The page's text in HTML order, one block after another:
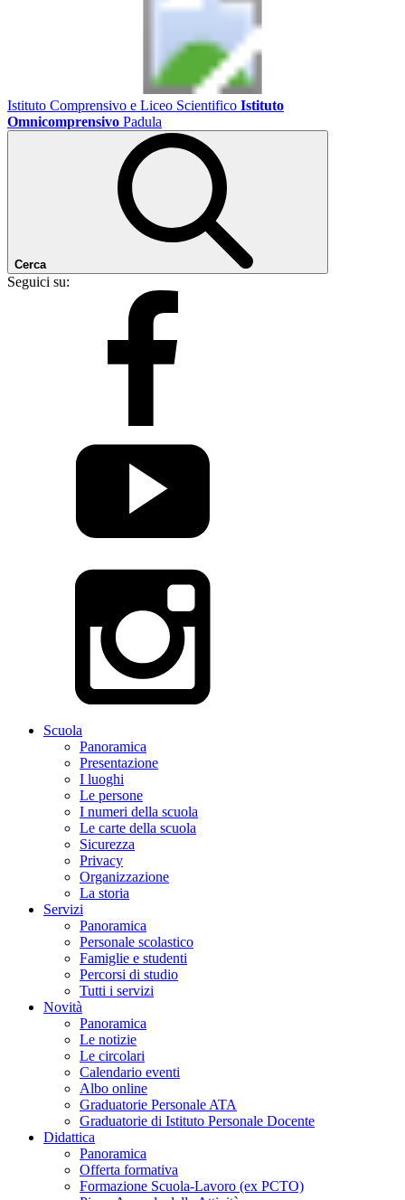
Istituto Comprensivo e Liceo Scientifico Istituto
Omnicomprensivo Padula
Cerca
Seguici su:
Scuola
Panoramica
Presentazione
I luoghi
Le persone
I numeri della scuola
Le carte della scuola
Sicurezza
Privacy
Organizzazione
La storia
Servizi
Panoramica
Personale scolastico
Famiglie e studenti
Percorsi di studio
Tutti i servizi
Novità
Panoramica
Le notizie
Le circolari
Calendario eventi
Albo online
Graduatorie Personale ATA
Graduatorie di Istituto Personale Docente
Didattica
Panoramica
Offerta formativa
Formazione Scuola-Lavoro (ex PCTO)